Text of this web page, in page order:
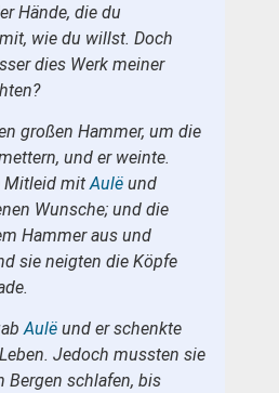
Hände, die du
wie du willst. Doch
dies Werk meiner
großen Hammer, um die
und er weinte.
Mitleid mitAulë und
Wunsche; und die
Hammer aus und
sie neigten die Köpfe
Aulë und er schenkte
Jedoch mussten sie
Bergen schlafen, bis